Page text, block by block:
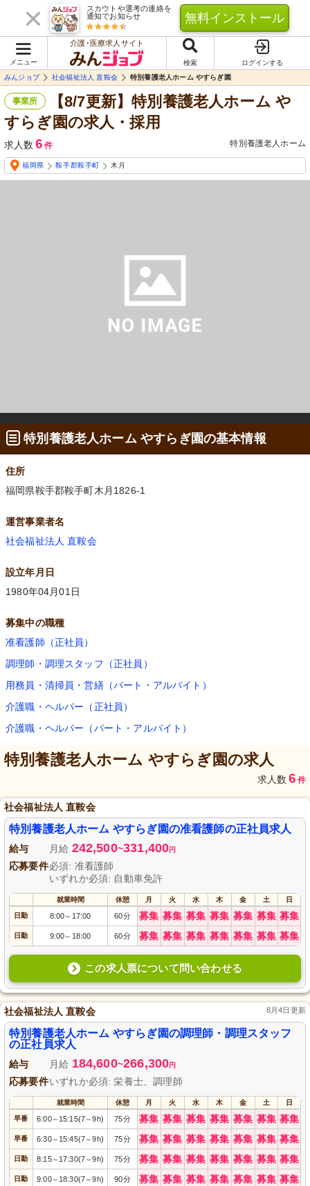
スカウトや選考の連絡を
通知でお知らせ
無料インストール
メニュー
介護･医療求人サイト
検索
ログインする
みんジョブ
社会福祉法人 直鞍会 特別養護老人ホーム やすらぎ園
事業所
【8/7更新】特別養護老人ホーム や
すらぎ園の求人・採用
求人数 6 件 特別養護老人ホーム
福岡県 鞍手郡鞍手町 木月
特別養護老人ホーム やすらぎ園の基本情報
住所
福岡県鞍手郡鞍手町木月1826-1
運営事業者名
社会福祉法人 直鞍会
設立年月日
1980年04月01日
募集中の職種
准看護師（正社員）
調理師・調理スタッフ（正社員）
用務員・清掃員・営繕（パート・アルバイト）
介護職・ヘルパー（正社員）
介護職・ヘルパー（パート・アルバイト）
特別養護老人ホーム やすらぎ園の求人
求人数 6 件
社会福祉法人 直鞍会
特別養護老人ホーム やすらぎ園の准看護師の正社員求人
給与 月給 242,500~331,400円
応募要件必須: 准看護師
いずれか必須: 自動車免許
就業時間 休憩 月 火 水 木 金 土 日
日勤 8:00～ 17:00 60分 募集 募集 募集 募集 募集 募集 募集
日勤 9:00～ 18:00 60分 募集 募集 募集 募集 募集 募集 募集
この求人票について問い合わせる
社会福祉法人 直鞍会 8月4日更新
特別養護老人ホーム やすらぎ園の調理師・調理スタッフ
の正社員求人
給与 月給 184,600~266,300円
応募要件いずれか必須: 栄養士、調理師
就業時間 休憩 月 火 水 木 金 土 日
早番 6:00～ 15:15(7～9h) 75分 募集 募集 募集 募集 募集 募集 募集
早番 6:30～ 15:45(7～9h) 75分 募集 募集 募集 募集 募集 募集 募集
日勤 8:15～ 17:30(7～9h) 75分 募集 募集 募集 募集 募集 募集 募集
日勤 9:00～ 18:30(7～9h) 90分 募集 募集 募集 募集 募集 募集 募集